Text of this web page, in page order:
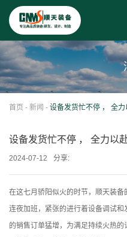
首页 - 新闻 - 设备发货忙不停 ， 全力
设备发货忙不停 ， 全力以
2024-07-12 分享:
在这七月骄阳似火的时节，顺天装备
连夜加班，紧张的进行着设备调试
的销售订单猛增，为满足持续火热